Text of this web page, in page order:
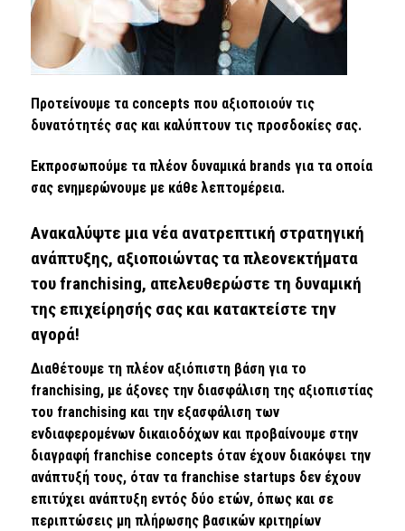
Προτείνουμε τα concepts που αξιοποιούν τις
δυνατότητές σας και καλύπτουν τις προσδοκίες σας.
Εκπροσωπούμε τα πλέον δυναμικά brands για τα οποία
σας ενημερώνουμε με κάθε λεπτομέρεια.
Ανακαλύψτε μια νέα ανατρεπτική στρατηγική
ανάπτυξης, αξιοποιώντας τα πλεονεκτήματα
του franchising, απελευθερώστε τη δυναμική
της επιχείρησής σας και κατακτείστε την
αγορά!
Διαθέτουμε τη πλέον αξιόπιστη βάση για το
franchising, με άξονες την διασφάλιση της αξιοπιστίας
του franchising και την εξασφάλιση των
ενδιαφερομένων δικαιοδόχων και προβαίνουμε στην
διαγραφή franchise concepts όταν έχουν διακόψει την
ανάπτυξή τους, όταν τα franchise startups δεν έχουν
επιτύχει ανάπτυξη εντός δύο ετών, όπως και σε
περιπτώσεις μη πλήρωσης βασικών κριτηρίων